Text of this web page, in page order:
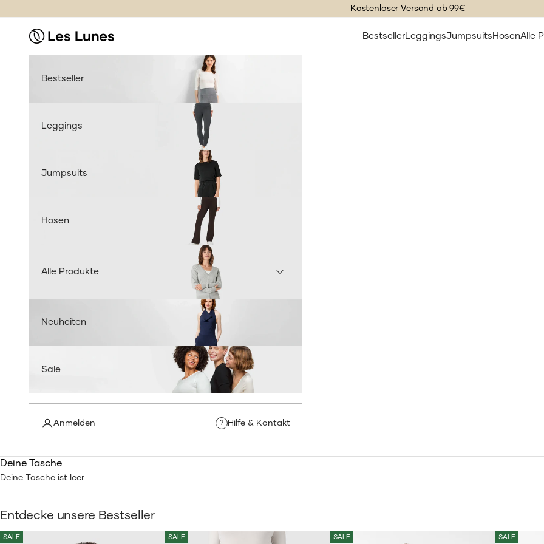
Kostenloser Versand ab 99€
leslunes.de BestsellerLeggingsJumpsuits HosenAlle
Bestseller
Leggings
Jumpsuits
Hosen
Alle Produkte
Neuheiten
Sale
Anmelden ? Hilfe & Kontakt
Deine Tasche
Deine Tasche ist leer
Entdecke unsere Bestseller
SALE SALE SALE SALE